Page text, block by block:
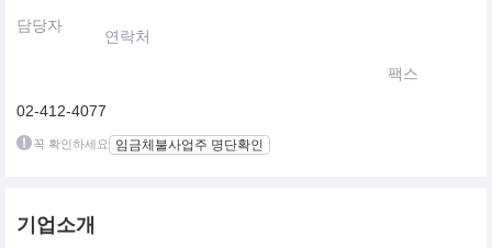
담당자
연락처
팩스
02-412-4077
꼭 확인하세요 임금체불사업주 명단확인
기업소개